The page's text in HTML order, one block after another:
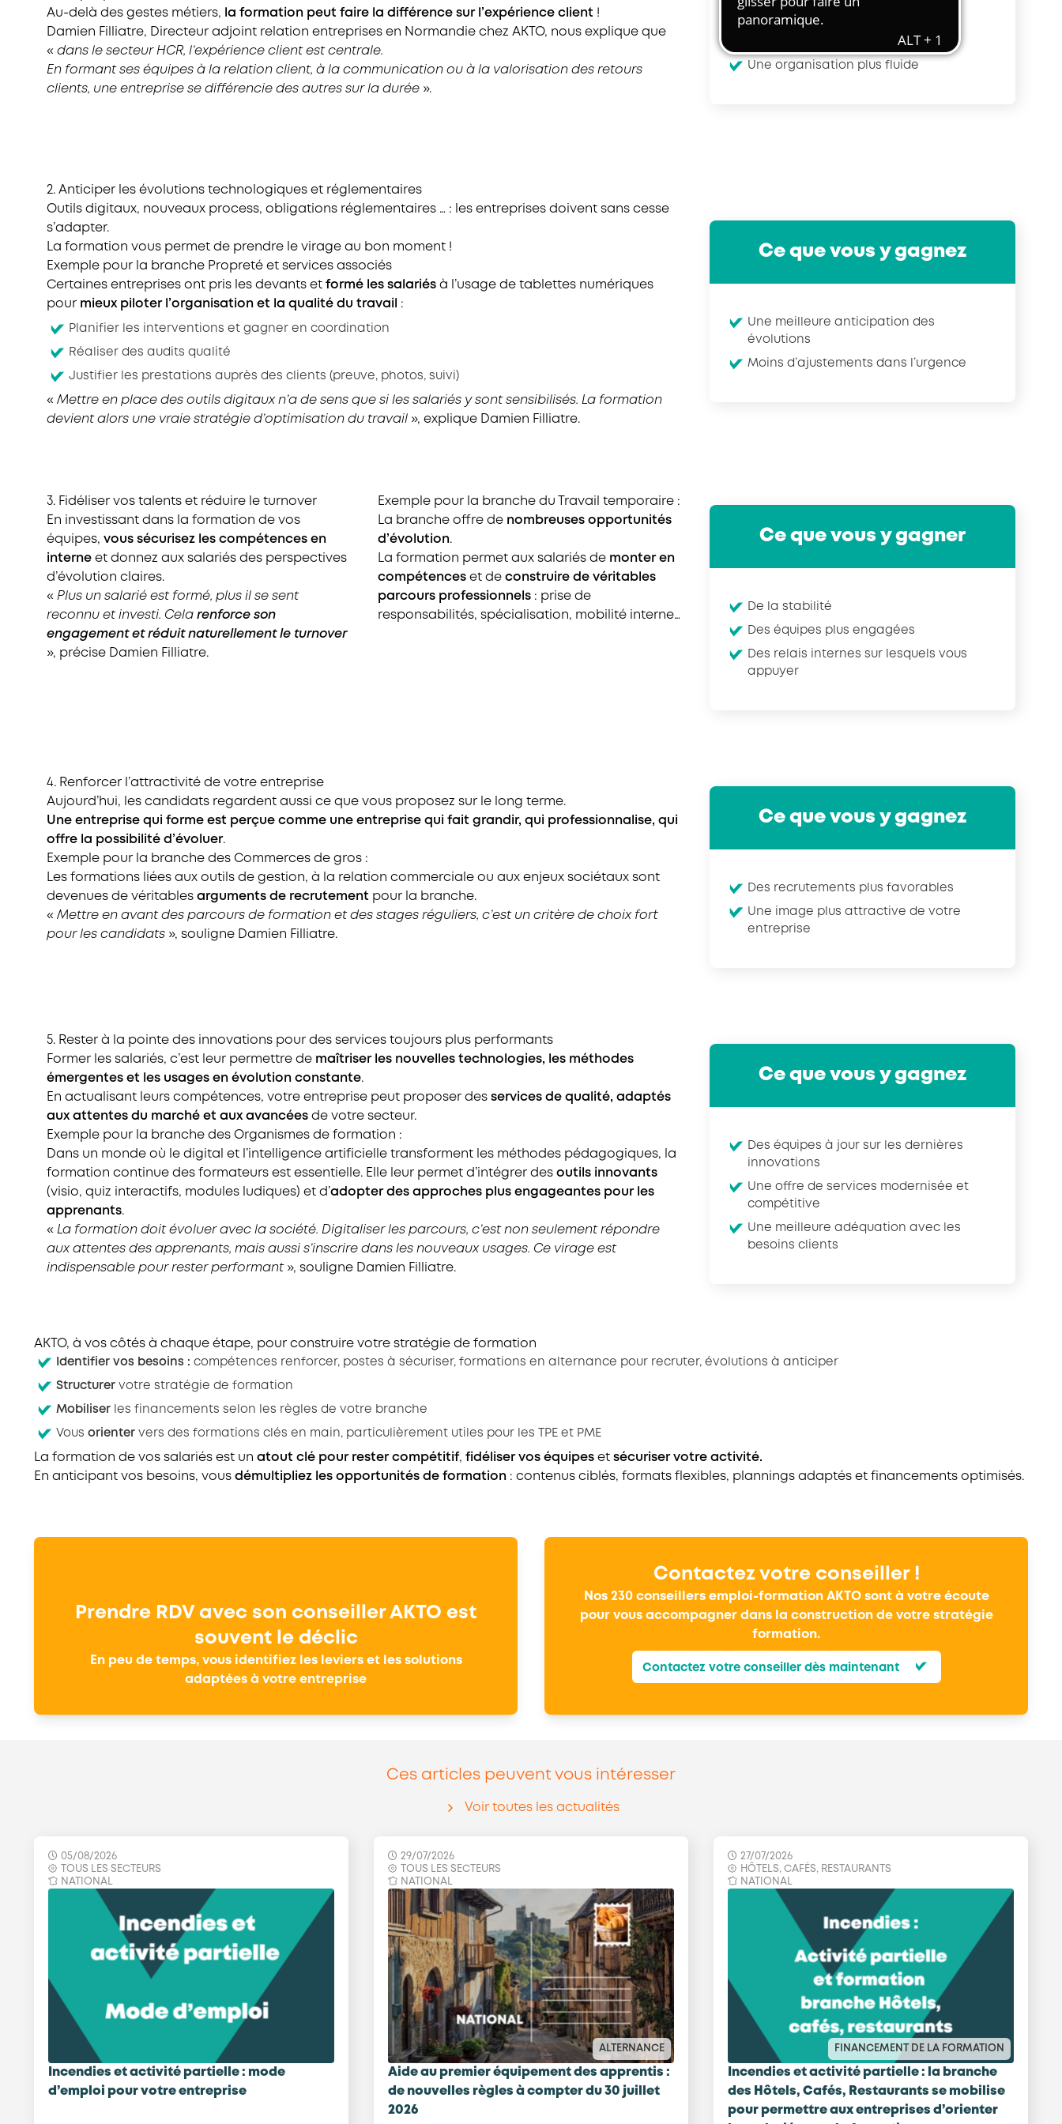
Transport et travail aérien
Travail temporaire
Autres entreprises ressortissantes
Au-delà des gestes métiers, la formation peut faire la différence sur l’expérience client !
Damien Filliatre, Directeur adjoint relation entreprises en Normandie chez AKTO, nous explique que
« dans le secteur HCR, l’expérience client est centrale.
En formant ses équipes à la relation client, à la communication ou à la valorisation des retours
clients, une entreprise se différencie des autres sur la durée ».
Des salariés mieux formés
Des équipes plus efficaces
Une organisation plus fluide
2. Anticiper les évolutions technologiques et réglementaires
Outils digitaux, nouveaux process, obligations réglementaires … : les entreprises doivent sans cesse
s’adapter.
La formation vous permet de prendre le virage au bon moment !
Exemple pour la branche Propreté et services associés
Certaines entreprises ont pris les devants et formé les salariés à l’usage de tablettes numériques
pour mieux piloter l’organisation et la qualité du travail :
Planifier les interventions et gagner en coordination
Réaliser des audits qualité
Justifier les prestations auprès des clients (preuve, photos, suivi)
« Mettre en place des outils digitaux n’a de sens que si les salariés y sont sensibilisés. La formation
devient alors une vraie stratégie d’optimisation du travail », explique Damien Filliatre.
Ce que vous y gagnez
Une meilleure anticipation des
évolutions
Moins d’ajustements dans l’urgence
3. Fidéliser vos talents et réduire le turnover
En investissant dans la formation de vos
équipes, vous sécurisez les compétences en
interne et donnez aux salariés des perspectives
d’évolution claires.
« Plus un salarié est formé, plus il se sent
reconnu et investi. Cela renforce son
engagement et réduit naturellement le turnover
», précise Damien Filliatre.
Exemple pour la branche du Travail temporaire :
La branche offre de nombreuses opportunités
d’évolution.
La formation permet aux salariés de monter en
compétences et deconstruire de véritables
parcours professionnels : prise de
responsabilités, spécialisation, mobilité interne…
Ce que vous y gagner
De la stabilité
Des équipes plus engagées
Des relais internes sur lesquels vous
appuyer
4. Renforcer l’attractivité de votre entreprise
Aujourd’hui, les candidats regardent aussi ce que vous proposez sur le long terme.
Une entreprise qui forme est perçue comme une entreprise qui fait grandir, qui professionnalise, qui
offre la possibilité d’évoluer.
Exemple pour la branche des Commerces de gros :
Les formations liées aux outils de gestion, à la relation commerciale ou aux enjeux sociétaux sont
devenues de véritables arguments de recrutement pour la branche.
« Mettre en avant des parcours de formation et des stages réguliers, c’est un critère de choix fort
pour les candidats », souligne Damien Filliatre.
Ce que vous y gagnez
Des recrutements plus favorables
Une image plus attractive de votre
entreprise
5. Rester à la pointe des innovations pour des services toujours plus performants
Former les salariés, c’est leur permettre de maîtriser les nouvelles technologies, les méthodes
émergentes et les usages en évolution constante.
En actualisant leurs compétences, votre entreprise peut proposer des services de qualité, adaptés
aux attentes du marché et aux avancées de votre secteur.
Exemple pour la branche des Organismes de formation :
Dans un monde où le digital et l’intelligence artificielle transforment les méthodes pédagogiques, la
formation continue des formateurs est essentielle. Elle leur permet d’intégrer des outils innovants
(visio, quiz interactifs, modules ludiques) et d’adopter des approches plus engageantes pour les
apprenants.
« La formation doit évoluer avec la société. Digitaliser les parcours, c’est non seulement répondre
aux attentes des apprenants, mais aussi s’inscrire dans les nouveaux usages. Ce virage est
indispensable pour rester performant», souligne Damien Filliatre.
Ce que vous y gagnez
Des équipes à jour sur les dernières
innovations
Une offre de services modernisée et
compétitive
Une meilleure adéquation avec les
besoins clients
AKTO, à vos côtés à chaque étape, pour construire votre stratégie de formation
Identifier vos besoins : compétences renforcer, postes à sécuriser, formations en alternance pour recruter, évolutions à anticiper
Structurer votre stratégie de formation
Mobiliser les financements selon les règles de votre branche
Vous orienter vers des formations clés en main, particulièrement utiles pour les TPE et PME
La formation de vos salariés est un atout clé pour rester compétitif, fidéliser vos équipes et sécuriser votre activité.
En anticipant vos besoins, vous démultipliez les opportunités de formation : contenus ciblés, formats flexibles, plannings adaptés et financements optimisés.
Prendre RDV avec son conseiller AKTO est
souvent le déclic
En peu de temps, vous identifiez les leviers et les solutions
adaptées à votre entreprise
Contactez votre conseiller !
Nos 230 conseillers emploi-formation AKTO sont à votre écoute
pour vous accompagner dans la construction de votre stratégie
formation.
Contactez votre conseiller dès maintenant
Ces articles peuvent vous intéresser
Voir toutes les actualités
05/08/2026
TOUS LES SECTEURS
NATIONAL
Incendies et activité partielle : mode
d’emploi pour votre entreprise
29/07/2026
TOUS LES SECTEURS
NATIONAL
ALTERNANCE
Aide au premier équipement des apprentis :
de nouvelles règles à compter du 30 juillet
2026
27/07/2026
HÔTELS, CAFÉS, RESTAURANTS
NATIONAL
FINANCEMENT DE LA FORMATION
Incendies et activité partielle : la branche
des Hôtels, Cafés, Restaurants se mobilise
pour permettre aux entreprises d’orienter